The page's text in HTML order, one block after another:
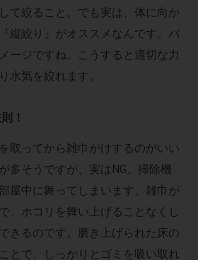
て絞ること。でも実は、体に向か
縦絞り』がオススメなんです。バ
ージですね。こうすると適切な力
水気を絞れます。
！
取ってから雑巾がけするのがいい
多そうですが、実はNG。掃除機
屋中に舞ってしまいます。雑巾が
、ホコリを舞い上げることなくし
きるのです。磨き上げられた床の
とで、しっかりとゴミを吸い取れ